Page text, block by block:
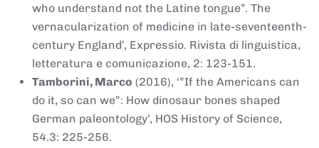
who understand not the Latine tongue”. The
vernacularization of medicine in late-seventeenth-
century England’, Expressio. Rivista di linguistica,
letteratura e comunicazione, 2: 123-151.
Tamborini, Marco (2016), ‘”If the Americans can
do it, so can we”: How dinosaur bones shaped
German paleontology’, HOS History of Science,
54.3: 225-256.